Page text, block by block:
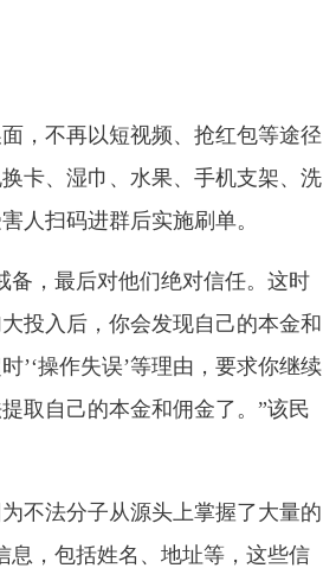
，不再以短视频、抢红包等途径
卡、湿巾、水果、手机支架、洗
人扫码进群后实施刷单。
，最后对他们绝对信任。这时
投入后，你会发现自己的本金和
’‘操作失误’等理由，要求你继续
取自己的本金和佣金了。”该民
不法分子从源头上掌握了大量的
息，包括姓名、地址等，这些信